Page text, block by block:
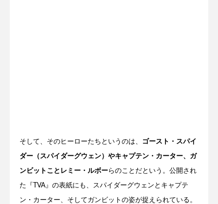
そして、そのヒーローたちというのは、 ゴースト・スパイ
ダー（スパイダーグウェン）やキャプテン・カーター、ガ
ンビットことレミー・ルボーらのことだという。公開され
た『TVA』の表紙にも、スパイダーグウェンとキャプテ
ン・カーター、そしてガンビットの姿が捉えられている。